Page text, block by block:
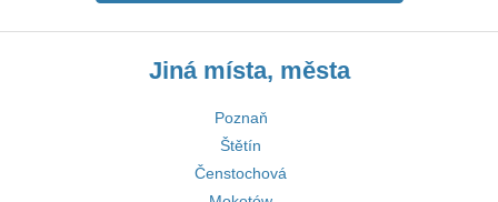
Jiná místa, města
Poznaň
Štětín
Čenstochová